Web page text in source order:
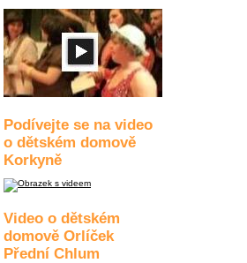
Podívejte se na video
o dětském domově
Korkyně
Video o dětském
domově Orlíček
Přední Chlum